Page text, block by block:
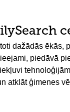
dažādās ēkās,
piedāvā
atklāt ģimenes